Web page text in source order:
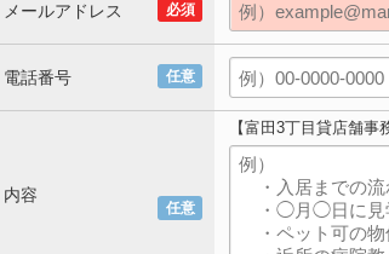
必須
メールアドレス
任意
電話番号
任意
内容
【富田3丁目貸店舗事